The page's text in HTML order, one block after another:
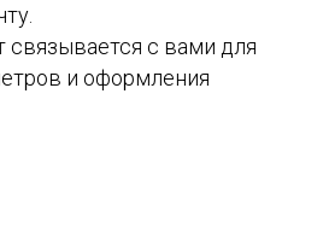
связывается с вами для
и оформления